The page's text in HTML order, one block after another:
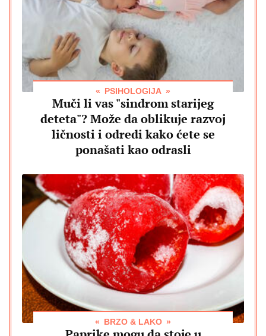
PSIHOLOGIJA
Muči li vas "sindrom starijeg
deteta"? Može da oblikuje razvoj
ličnosti i odredi kako ćete se
ponašati kao odrasli
BRZO & LAKO